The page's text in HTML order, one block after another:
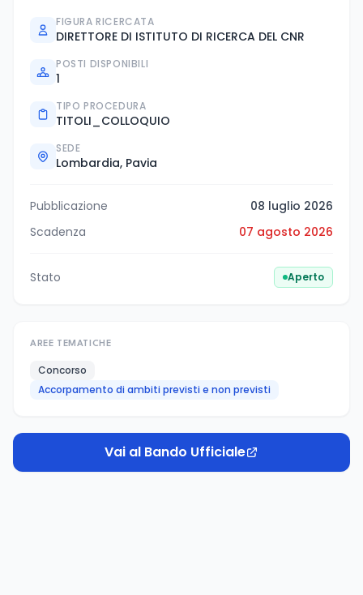
FIGURA RICERCATA
DIRETTORE DI ISTITUTO DI RICERCA DEL CNR
POSTI DISPONIBILI
1
TIPO PROCEDURA
TITOLI_COLLOQUIO
SEDE
Lombardia, Pavia
Pubblicazione
08 luglio 2026
Scadenza
07 agosto 2026
Stato Aperto
AREE TEMATICHE
Concorso
Accorpamento di ambiti previsti e non previsti
Vai al Bando Ufficiale